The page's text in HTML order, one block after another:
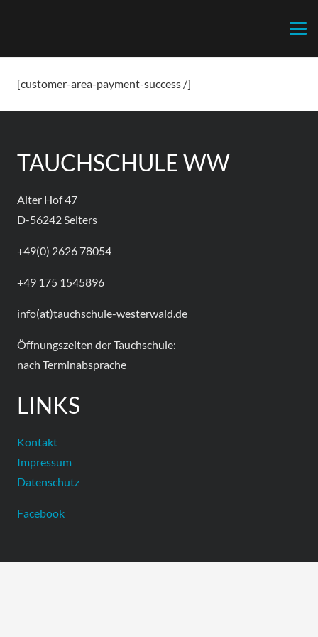
[customer-area-payment-success /]
TAUCHSCHULE WW
Alter Hof 47
D-56242 Selters
+49(0) 2626 78054
+49 175 1545896
info(at)tauchschule-westerwald.de
Öffnungszeiten der Tauchschule:
nach Terminabsprache
LINKS
Kontakt
Impressum
Datenschutz
Facebook